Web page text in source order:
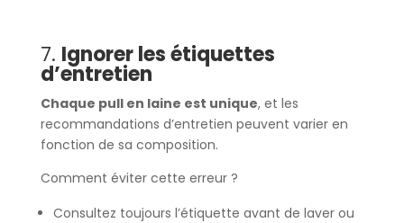
7. Ignorer les étiquettes
d’entretien
Chaque pull en laine est unique, et les
recommandations d’entretien peuvent varier en
fonction de sa composition.
Comment éviter cette erreur ?
Consultez toujours l’étiquette avant de laver ou